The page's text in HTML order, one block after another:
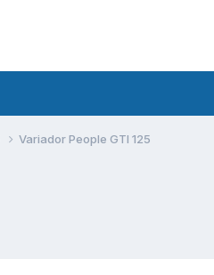
Variador People GTI 125